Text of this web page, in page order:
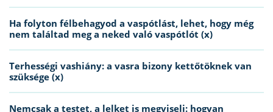
Ha folyton félbehagyod a vaspótlást, lehet, hogy még
nem találtad meg a neked való vaspótlót (x)
Terhességi vashiány: a vasra bizony kettőtöknek van
szüksége (x)
Nemcsak a testet, a lelket is megviseli: hogyan